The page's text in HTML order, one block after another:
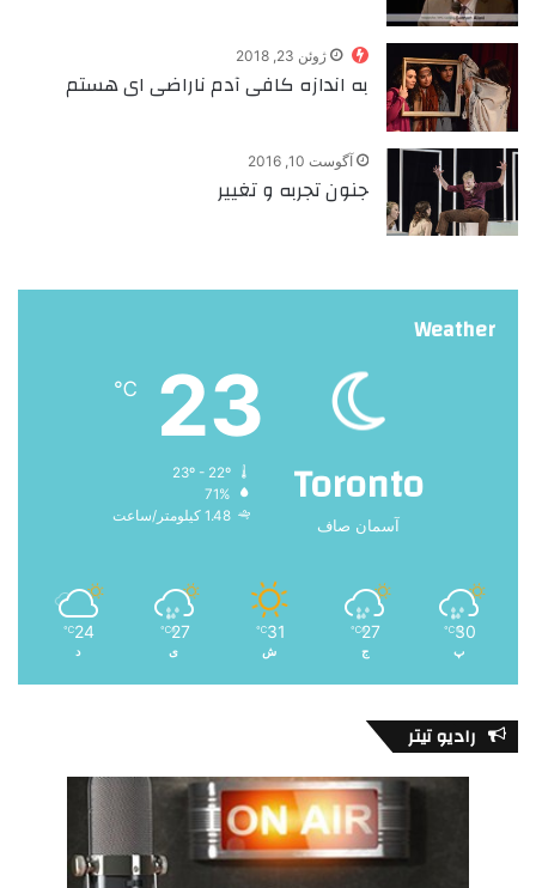
ژوئن 23, 2018
به اندازه‌ کافی آدم ناراضی ای هستم
آگوست 10, 2016
جنون تجربه و تغییر
Weather
Toronto
آسمان صاف
23
℃
71%
1.48 کیلومتر/ساعت
30
℃
پ
27
℃
ج
31
℃
ش
27
℃
ی
24
℃
د
رادیو تیتر